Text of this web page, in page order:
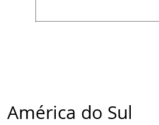
América do Sul